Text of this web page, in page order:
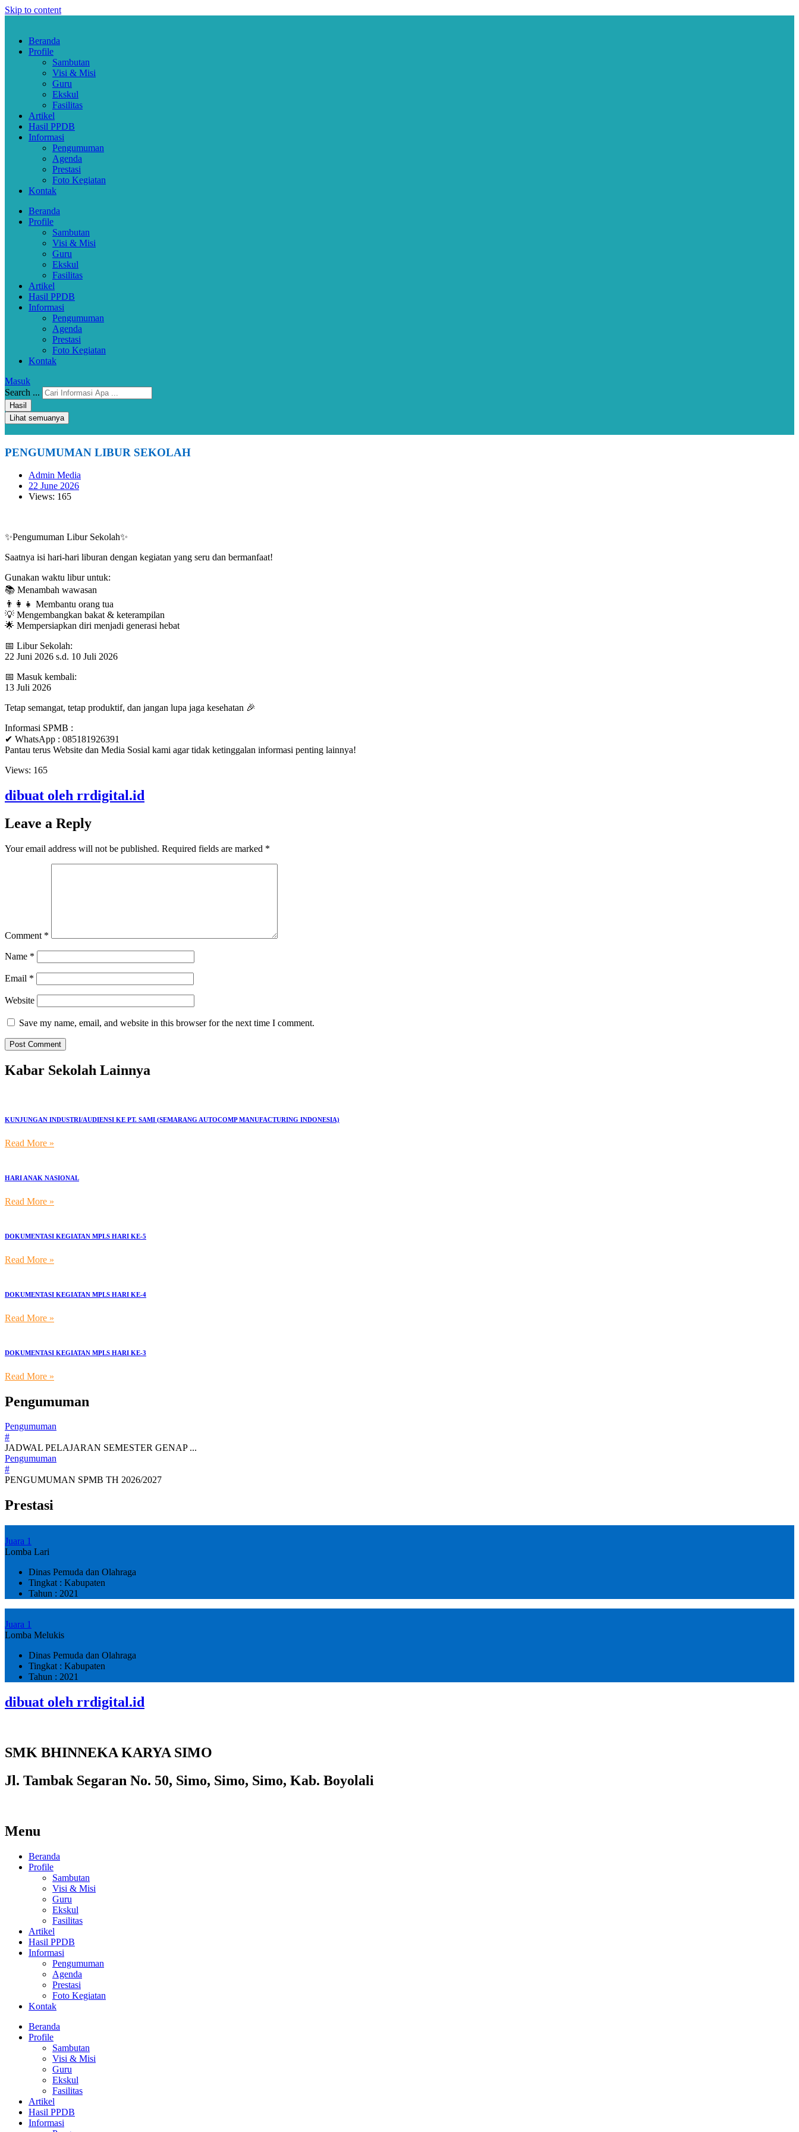
Skip to content
Beranda
Profile
Sambutan
Visi & Misi
Guru
Ekskul
Fasilitas
Artikel
Hasil PPDB
Informasi
Pengumuman
Agenda
Prestasi
Foto Kegiatan
Kontak
Beranda
Profile
Sambutan
Visi & Misi
Guru
Ekskul
Fasilitas
Artikel
Hasil PPDB
Informasi
Pengumuman
Agenda
Prestasi
Foto Kegiatan
Kontak
Masuk
Search ...
Hasil
Lihat semuanya
PENGUMUMAN LIBUR SEKOLAH
Admin Media
22 June 2026
Views: 165
✨Pengumuman Libur Sekolah✨
Saatnya isi hari-hari liburan dengan kegiatan yang seru dan bermanfaat!
Gunakan waktu libur untuk:
📚 Menambah wawasan
👨‍👩‍👧 Membantu orang tua
💡 Mengembangkan bakat & keterampilan
🌟 Mempersiapkan diri menjadi generasi hebat
📅 Libur Sekolah:
22 Juni 2026 s.d. 10 Juli 2026
📅 Masuk kembali:
13 Juli 2026
Tetap semangat, tetap produktif, dan jangan lupa jaga kesehatan 🎉
Informasi SPMB :
✔ WhatsApp : 085181926391
Pantau terus Website dan Media Sosial kami agar tidak ketinggalan informasi penting lainnya!
Views: 165
dibuat oleh rrdigital.id
Leave a Reply
Your email address will not be published. Required fields are marked *
Comment *
Name *
Email *
Website
Save my name, email, and website in this browser for the next time I comment.
Kabar Sekolah Lainnya
KUNJUNGAN INDUSTRI/AUDIENSI KE PT. SAMI (SEMARANG AUTOCOMP MANUFACTURING INDONESIA)
Read More »
HARI ANAK NASIONAL
Read More »
DOKUMENTASI KEGIATAN MPLS HARI KE-5
Read More »
DOKUMENTASI KEGIATAN MPLS HARI KE-4
Read More »
DOKUMENTASI KEGIATAN MPLS HARI KE-3
Read More »
Pengumuman
Pengumuman
#
JADWAL PELAJARAN SEMESTER GENAP ...
Pengumuman
#
PENGUMUMAN SPMB TH 2026/2027
Prestasi
Juara 1
Lomba Lari
Dinas Pemuda dan Olahraga
Tingkat : Kabupaten
Tahun : 2021
Juara 1
Lomba Melukis
Dinas Pemuda dan Olahraga
Tingkat : Kabupaten
Tahun : 2021
dibuat oleh rrdigital.id
SMK BHINNEKA KARYA SIMO
Jl. Tambak Segaran No. 50, Simo, Simo, Simo, Kab. Boyolali
Menu
Beranda
Profile
Sambutan
Visi & Misi
Guru
Ekskul
Fasilitas
Artikel
Hasil PPDB
Informasi
Pengumuman
Agenda
Prestasi
Foto Kegiatan
Kontak
Beranda
Profile
Sambutan
Visi & Misi
Guru
Ekskul
Fasilitas
Artikel
Hasil PPDB
Informasi